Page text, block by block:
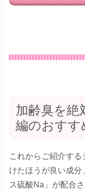
加齢臭を絶
編のおすす
これからご紹介す
けたほうが良い成分
ス硫酸Na」が配合さ